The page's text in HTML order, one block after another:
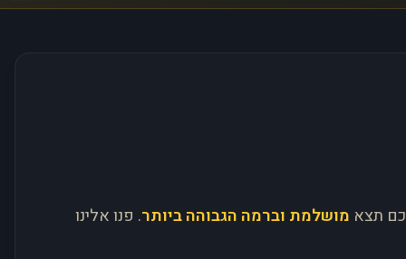
תצא מושלמת וברמה הגבוהה ביותר. פנו אלינו